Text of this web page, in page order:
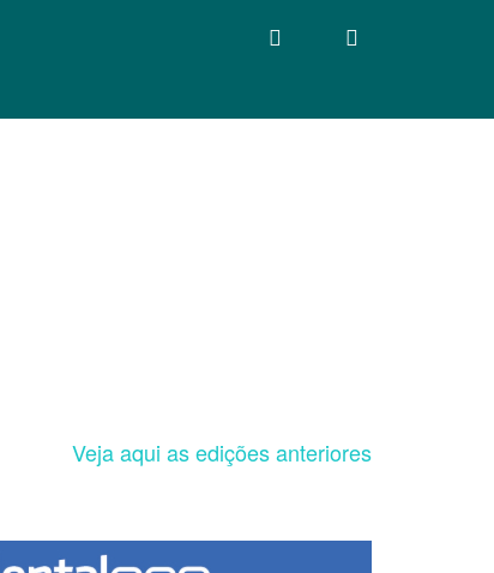
Veja aqui as edições anteriores